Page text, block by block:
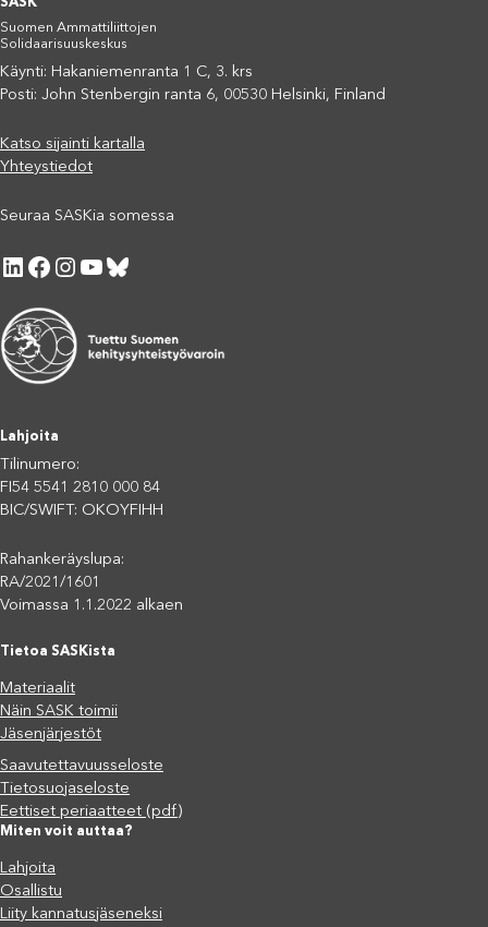
SASK
Suomen Ammattiliittojen
Solidaarisuuskeskus
Käynti: Hakaniemenranta 1 C, 3. krs
Posti: John Stenbergin ranta 6, 00530 Helsinki, Finland
Katso sijainti kartalla
Yhteystiedot
Seuraa SASKia somessa
LinkedIn Facebook Instagram YouTube Bluesky
Lahjoita
Tilinumero:
FI54 5541 2810 000 84
BIC/SWIFT: OKOYFIHH
Rahankeräyslupa:
RA/2021/1601
Voimassa 1.1.2022 alkaen
Tietoa SASKista
Materiaalit
Näin SASK toimii
Jäsenjärjestöt
Saavutettavuusseloste
Tietosuojaseloste
Eettiset periaatteet (pdf)
Miten voit auttaa?
Lahjoita
Osallistu
Liity kannatusjäseneksi